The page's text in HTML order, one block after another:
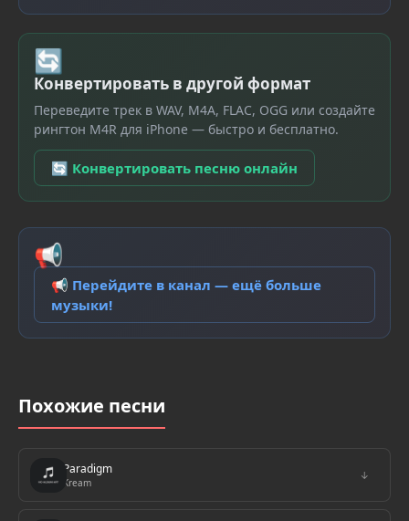
🔄
Конвертировать в другой формат
Переведите трек в WAV, M4A, FLAC, OGG или создайте
рингтон M4R для iPhone — быстро и бесплатно.
🔄 Конвертировать песню онлайн
📢
📢 Перейдите в канал — ещё больше
музыки!
Похожие песни
Paradigm
Kream
↓